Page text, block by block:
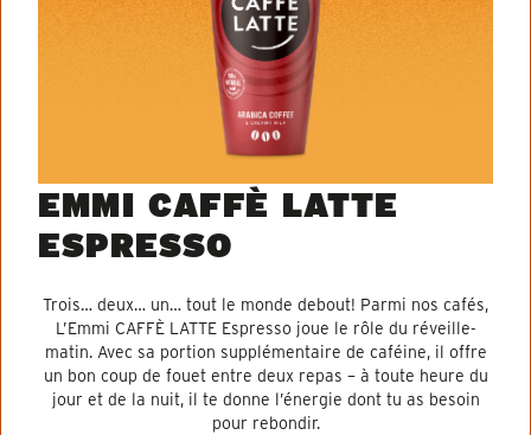
EMMI CAFFÈ LATTE
ESPRESSO
Trois… deux… un… tout le monde debout! Parmi nos cafés,
L’Emmi CAFFÈ LATTE Espresso joue le rôle du réveille-
matin. Avec sa portion supplémentaire de caféine, il offre
un bon coup de fouet entre deux repas – à toute heure du
jour et de la nuit, il te donne l’énergie dont tu as besoin
pour rebondir.